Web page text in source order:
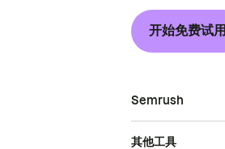
开始免费试用
Semrush
其他工具